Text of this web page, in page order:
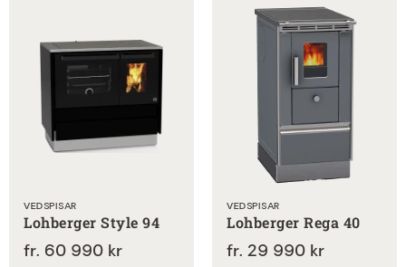
VEDSPISAR
Lohberger Style 94
fr. 60 990 kr
VEDSPISAR
Lohberger Rega 40
fr. 29 990 kr